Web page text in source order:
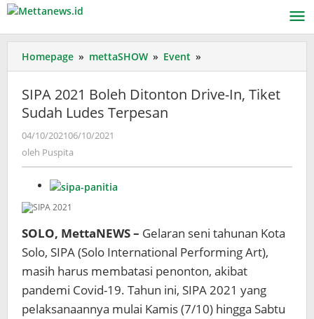
Lewati
konten
Homepage » mettaSHOW » Event »
2021
Ditonton
SIPA 2021 Boleh Ditonton Drive-In, Tiket
Sudah Ludes Terpesan
04/10/202106/10/2021
oleh Puspita
SOLO, MettaNEWS – Gelaran seni tahunan Kota
Solo, SIPA (Solo International Performing Art),
masih harus membatasi penonton, akibat
pandemi Covid-19. Tahun ini, SIPA 2021 yang
pelaksanaannya mulai Kamis (7/10) hingga Sabtu